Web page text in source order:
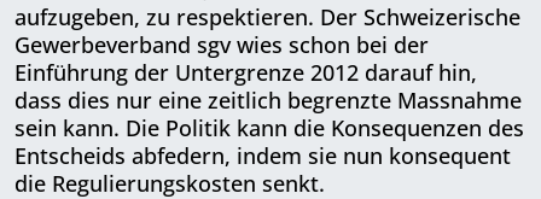
aufzugeben, zu respektieren. Der Schweizerische
Gewerbeverband sgv wies schon bei der
Einführung der Untergrenze 2012 darauf hin,
dass dies nur eine zeitlich begrenzte Massnahme
sein kann. Die Politik kann die Konsequenzen des
Entscheids abfedern, indem sie nun konsequent
die Regulierungskosten senkt.